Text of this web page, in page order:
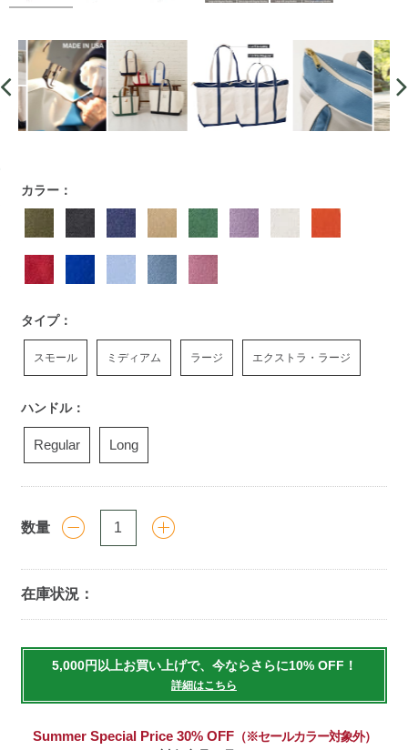
https://www.llbean.co.jp/tote-
travel/totebag/tote/g/P37037.html
カラー：
タイプ：
スモール ミディアム ラージ エクストラ・ラージ
ハンドル：
Regular Long
数量
在庫状況：
to
5,000円以上お買い上げで、今ならさらに10% OFF！
詳細はこちら
Summer Special Price 30% OFF（※セールカラー対象外）